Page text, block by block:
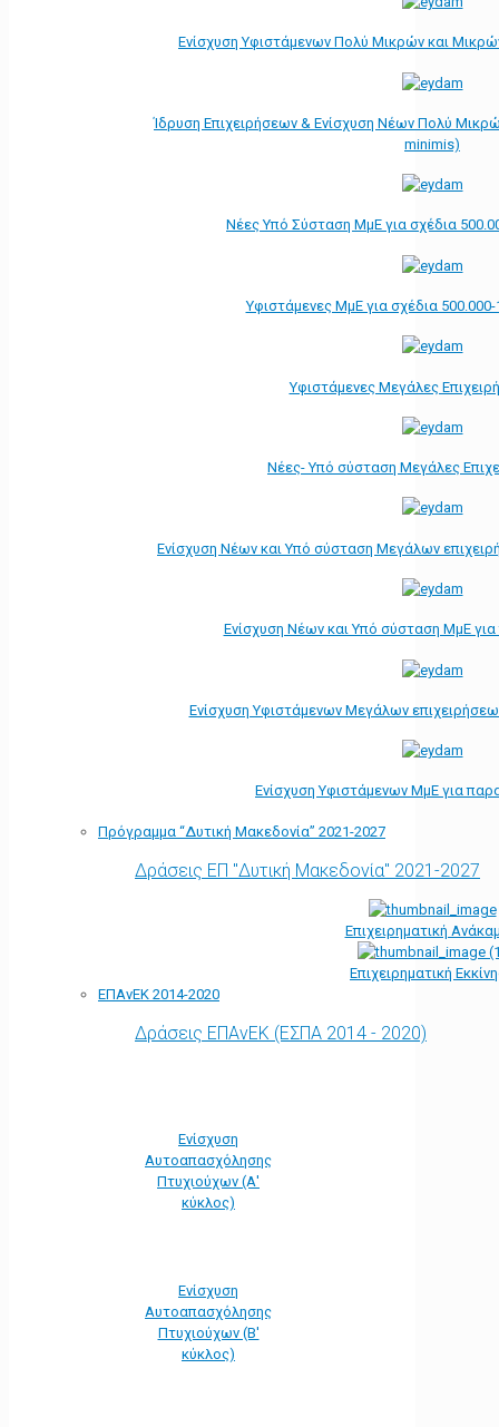
Ενίσχυση Υφιστάμενων Πολύ Μικρών και
Ίδρυση Επιχειρήσεων & Ενίσχυση Νέων Πολύ
minimis)
Νέες Υπό Σύσταση ΜμΕ για σχέδια
Υφιστάμενες ΜμΕ για σχέδια
Υφιστάμενες Μεγάλες
Νέες- Υπό σύσταση Μεγάλες
Ενίσχυση Νέων και Υπό σύσταση Μεγάλων
Ενίσχυση Νέων και Υπό σύσταση ΜμΕ
Ενίσχυση Υφιστάμενων Μεγάλων
Ενίσχυση Υφιστάμενων ΜμΕ για
Πρόγραμμα “Δυτική Μακεδονία” 2021-2027
Δράσεις ΕΠ "Δυτική Μακεδονία" 2021-2027
Επιχειρηματική
Επιχειρηματική
ΕΠΑνΕΚ 2014-2020
Δράσεις ΕΠΑνΕΚ (ΕΣΠΑ 2014 - 2020)
Ενίσχυση
Αυτοαπασχόλησης
Πτυχιούχων (Α'
κύκλος)
Ενίσχυση
Αυτοαπασχόλησης
Πτυχιούχων (Β'
κύκλος)